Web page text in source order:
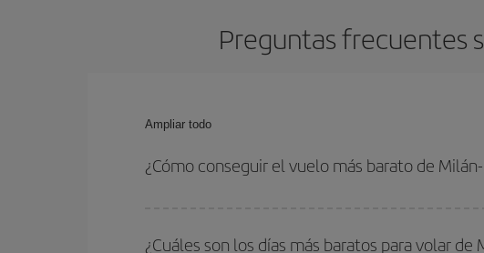
Preguntas frecuentes
Ampliar todo
¿Cómo conseguir el vuelo más barato de
fechas y horarios de ida y vuelta.
¿Cuáles son los días más baratos para volar de